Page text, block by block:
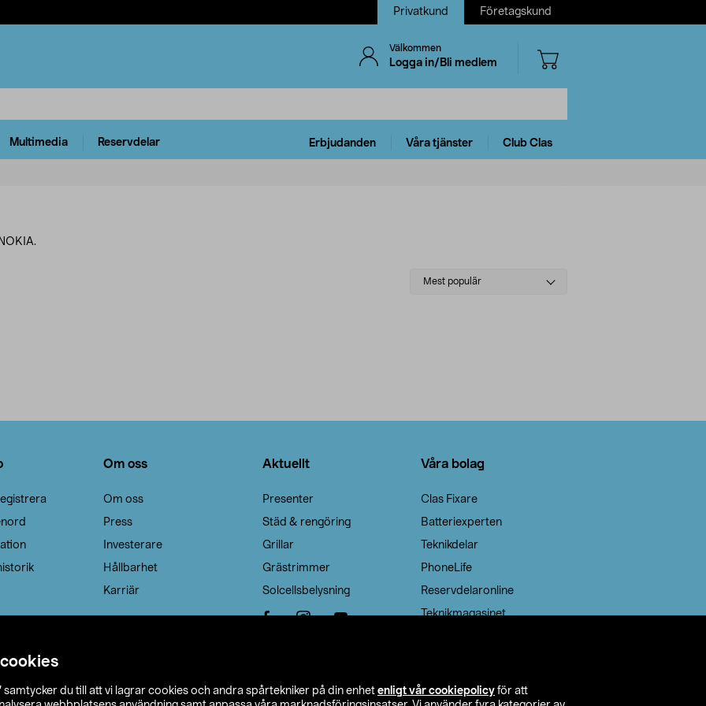
samtycker du till att vi lagrar cookies och andra spårtekniker på din enhet enligt vår cookiepolicy för att
Privatkund Företagskund
Välkommen
Logga in/Bli medlem
Multimedia Reservdelar Erbjudanden Våra tjänster Club Clas
Select
Mest populär
Om oss
Om oss
Press
Investerare
Hållbarhet
Karriär
Aktuellt
Presenter
Städ & rengöring
Grillar
Grästrimmer
Solcellsbelysning
Våra bolag
Clas Fixare
Batteriexperten
Teknikdelar
PhoneLife
Reservdelaronline
Teknikmagasinet